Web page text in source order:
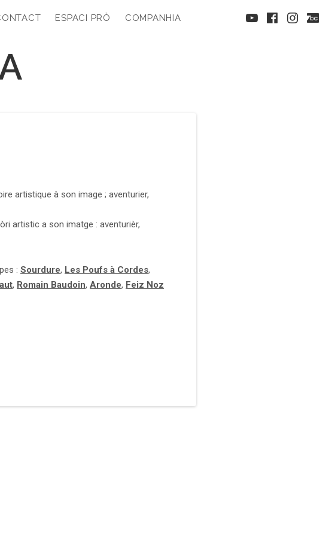
ESPACI PRÒ COMPANHIA youtube
artistique à son image ; aventurier,
artistic a son imatge : aventurièr,
: Sourdure, Les Poufs à Cordes,
, Romain Baudoin, Aronde, Feiz Noz